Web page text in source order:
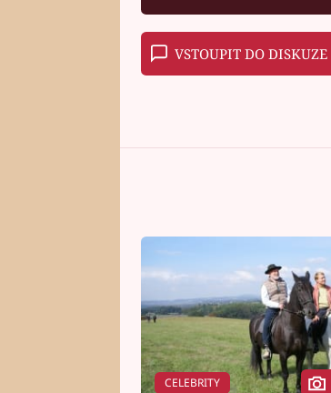
VSTOUPIT DO DISKUZE
CELEBRITY